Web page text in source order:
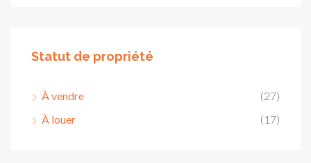
Statut de propriété
À vendre
(27)
À louer
(17)